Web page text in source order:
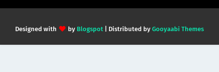
Designed with by Blogspot | Distributed by Gooyaabi Themes